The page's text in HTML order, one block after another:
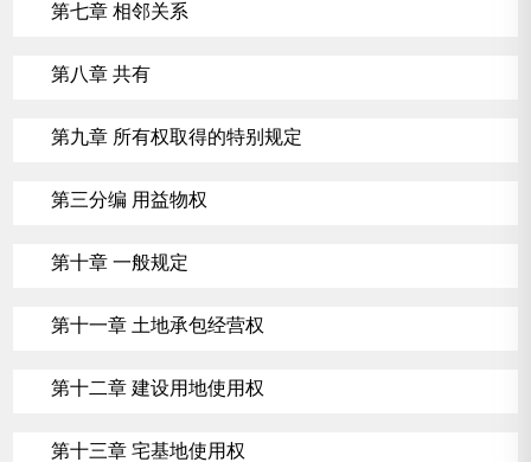
第七章 相邻关系
第八章 共有
第九章 所有权取得的特别规定
第三分编 用益物权
第十章 一般规定
第十一章 土地承包经营权
第十二章 建设用地使用权
第十三章 宅基地使用权